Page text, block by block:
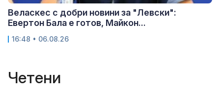
Веласкес с добри новини за "Левски":
Евертон Бала е готов, Майкон...
16:48 • 06.08.26
Четени